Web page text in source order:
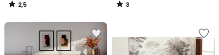
2,5
/
3
/